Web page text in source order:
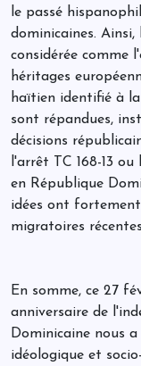
le passé
dominicaines.
considérée comme
héritages
haïtien identifié à la
sont répandues,
décisions
l'arrêt TC 168-13
en République
idées ont fortement
migratoires
En somme, ce 27
anniversaire de
Dominicaine nous
idéologique et